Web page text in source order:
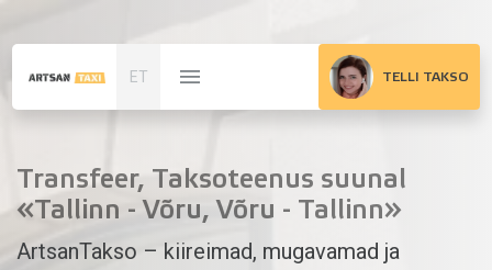
ET TELLI TAKSO
Transfeer, Taksoteenus suunal
«Tallinn - Võru, Võru - Tallinn»
ArtsanTakso – kiireimad, mugavamad ja